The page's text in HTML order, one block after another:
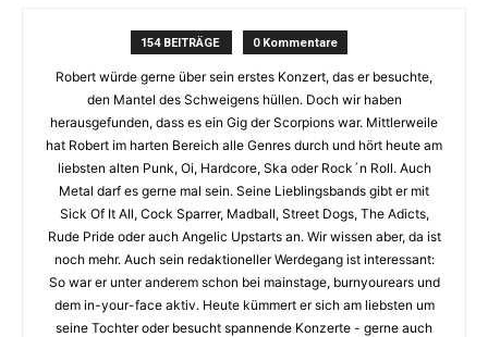
154 BEITRÄGE 0 Kommentare
Robert würde gerne über sein erstes Konzert, das er besuchte,
den Mantel des Schweigens hüllen. Doch wir haben
herausgefunden, dass es ein Gig der Scorpions war. Mittlerweile
hat Robert im harten Bereich alle Genres durch und hört heute am
liebsten alten Punk, Oi, Hardcore, Ska oder Rock´n Roll. Auch
Metal darf es gerne mal sein. Seine Lieblingsbands gibt er mit
Sick Of It All, Cock Sparrer, Madball, Street Dogs, The Adicts,
Rude Pride oder auch Angelic Upstarts an. Wir wissen aber, da ist
noch mehr. Auch sein redaktioneller Werdegang ist interessant:
So war er unter anderem schon bei mainstage, burnyourears und
dem in-your-face aktiv. Heute kümmert er sich am liebsten um
seine Tochter oder besucht spannende Konzerte - gerne auch